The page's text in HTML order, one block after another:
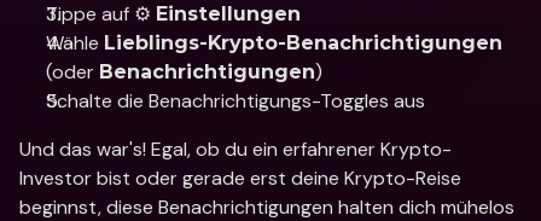
Tippe auf ⚙️ Einstellungen
Wähle Lieblings-Krypto-Benachrichtigungen
(oder Benachrichtigungen)
Schalte die Benachrichtigungs-Toggles aus
Und das war's! Egal, ob du ein erfahrener Krypto-
Investor bist oder gerade erst deine Krypto-Reise
beginnst, diese Benachrichtigungen halten dich mühelos